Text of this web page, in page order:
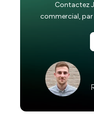
Contactez
commercial,